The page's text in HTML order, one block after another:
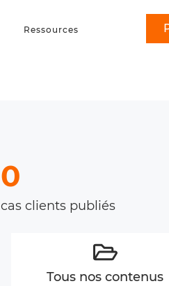
Ressources
cas clients publiés
0
Tous nos contenus